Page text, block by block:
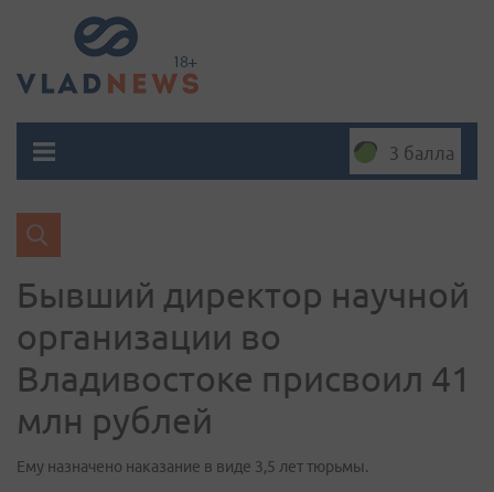
3 балла
Бывший директор научной
организации во
Владивостоке присвоил 41
млн рублей
Ему назначено наказание в виде 3,5 лет тюрьмы.